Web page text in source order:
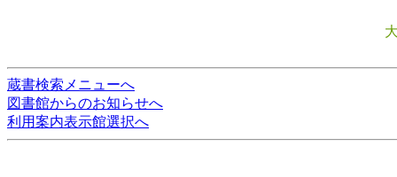
蔵書検索メニューへ
図書館からのお知らせへ
利用案内表示館選択へ